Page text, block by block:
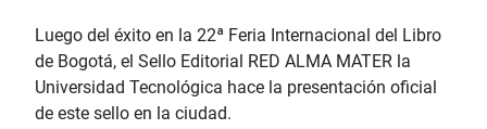
Luego del éxito en la 22ª Feria Internacional del Libro
de Bogotá, el Sello Editorial RED ALMA MATER la
Universidad Tecnológica hace la presentación oficial
de este sello en la ciudad.